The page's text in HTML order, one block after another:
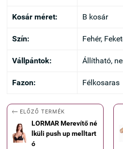
Kosár méret: B kosár
Szín: Fehér,
Vállpántok: Állítható,
Fazon: Félkosaras
 ELŐZŐ TERMÉK
LORMAR Merevítő né
lküli push up melltart
ó